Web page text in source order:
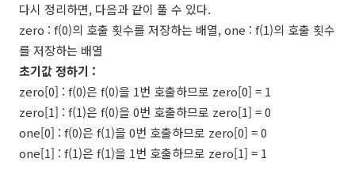
다시 정리하면, 다음과 같이 풀 수 있다.
zero : f(0)의 호출 횟수를 저장하는 배열, one : f(1)의 호출 횟수
를 저장하는 배열
초기값 정하기 :
zero[0] : f(0)은 f(0)을 1번 호출하므로 zero[0] = 1
zero[1] : f(1)은 f(0)을 0번 호출하므로 zero[1] = 0
one[0] : f(0)은 f(1)을 0번 호출하므로 zero[0] = 0
one[1] : f(1)은 f(1)을 1번 호출하므로 zero[1] = 1